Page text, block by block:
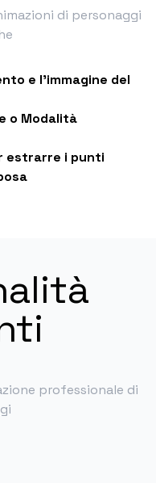
di personaggi
e l'immagine del
o Modalità
estrarre i punti
professionale di